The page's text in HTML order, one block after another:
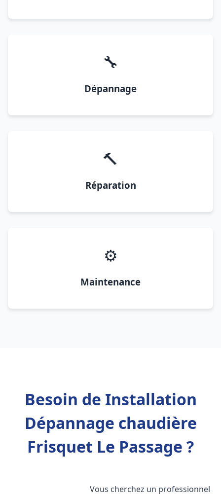
🔧
Dépannage
🔨
Réparation
⚙️
Maintenance
Besoin de Installation
Dépannage chaudière
Frisquet Le Passage ?
Vous cherchez un professionnel